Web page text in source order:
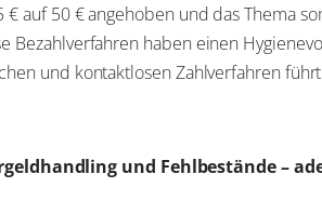
€ auf 50 € angehoben und das Thema
Bezahlverfahren haben einen
und kontaktlosen Zahlverfahren
und Fehlbestände –